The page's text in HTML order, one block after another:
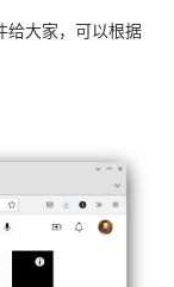
给大家，可以根据